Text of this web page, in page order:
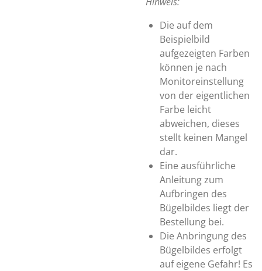
Die auf dem
Beispielbild
aufgezeigten Farben
können je nach
Monitoreinstellung
von der eigentlichen
Farbe leicht
abweichen, dieses
stellt keinen Mangel
dar.
Eine ausführliche
Anleitung zum
Aufbringen des
Bügelbildes liegt der
Bestellung bei.
Die Anbringung des
Bügelbildes erfolgt
auf eigene Gefahr! Es